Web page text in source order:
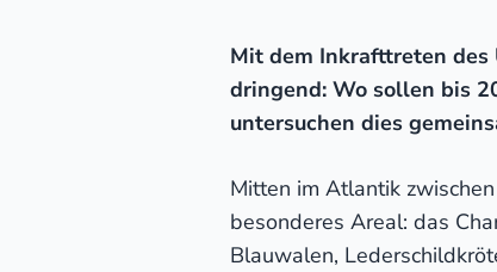
Mit dem Inkrafttreten des
dringend: Wo sollen bis
untersuchen dies
Mitten im Atlantik
besonderes Areal: das
Blauwalen,